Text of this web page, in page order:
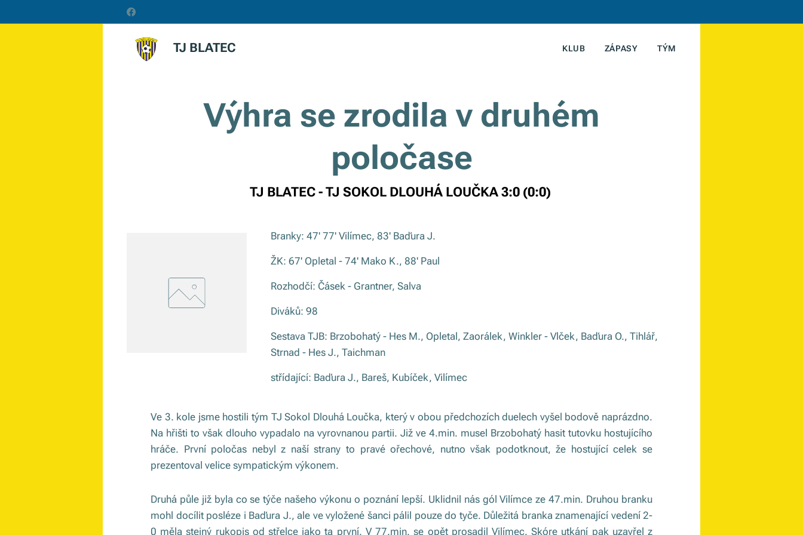
TJ BLATEC KLUB ZÁPASY TÝM
Výhra se zrodila v druhém
poločase
TJ BLATEC - TJ SOKOL DLOUHÁ LOUČKA 3:0 (0:0)
Branky: 47' 77' Vilímec, 83' Baďura J.
ŽK: 67' Opletal - 74' Mako K., 88' Paul
Rozhodčí: Čásek - Grantner, Salva
Diváků: 98
Sestava TJB: Brzobohatý - Hes M., Opletal, Zaorálek, Winkler - Vlček, Baďura O., Tihlář,
Strnad - Hes J., Taichman
střídající: Baďura J., Bareš, Kubíček, Vilímec
Ve 3. kole jsme hostili tým TJ Sokol Dlouhá Loučka, který v obou předchozích duelech vyšel bodově naprázdno.
Na hřišti to však dlouho vypadalo na vyrovnanou partii. Již ve 4.min. musel Brzobohatý hasit tutovku hostujícího
hráče. První poločas nebyl z naší strany to pravé ořechové, nutno však podotknout, že hostující celek se
prezentoval velice sympatickým výkonem.
Druhá půle již byla co se týče našeho výkonu o poznání lepší. Uklidnil nás gól Vilímce ze 47.min. Druhou branku
mohl docílit posléze i Baďura J., ale ve vyložené šanci pálil pouze do tyče. Důležitá branka znamenající vedení 2-
0 měla stejný rukopis od střelce jako ta první. V 77.min. se opět prosadil Vilímec. Skóre utkání pak uzavřel z